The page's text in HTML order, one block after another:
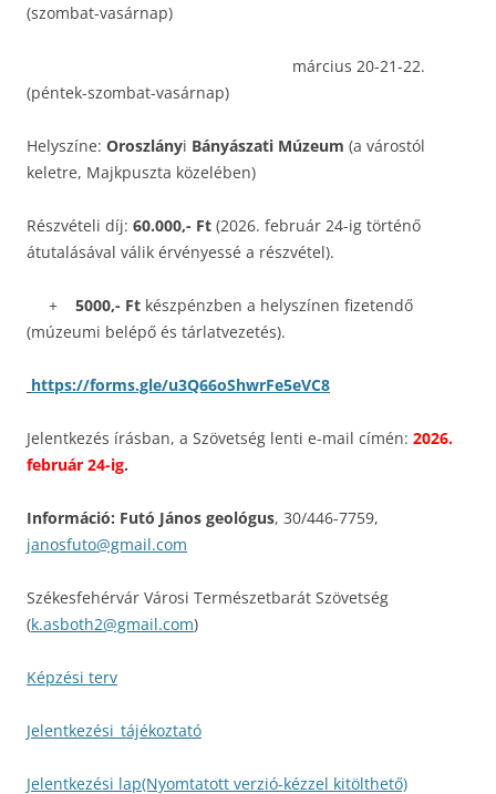
(szombat-vasárnap)
március 20-21-22.
(péntek-szombat-vasárnap)
Helyszíne: Oroszlányi Bányászati Múzeum (a várostól
keletre, Majkpuszta közelében)
Részvételi díj: 60.000,- Ft (2026. február 24-ig történő
átutalásával válik érvényessé a részvétel).
+ 5000,- Ft készpénzben a helyszínen fizetendő
(múzeumi belépő és tárlatvezetés).
https://forms.gle/u3Q66oShwrFe5eVC8
Jelentkezés írásban, a Szövetség lenti e-mail címén: 2026.
február 24-ig.
Információ: Futó János geológus, 30/446-7759,
janosfuto@gmail.com
Székesfehérvár Városi Természetbarát Szövetség
(k.asboth2@gmail.com)
Képzési terv
Jelentkezési_tájékoztató
Jelentkezési lap(Nyomtatott verzió-kézzel kitölthető)